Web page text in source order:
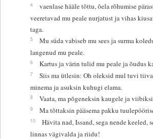
4
vaenlase hääle tõttu, õela rõhumise
veeretavad mu peale nurjatust ja vihas
taga.
5
Mu süda vabiseb mu sees ja surma
langenud mu peale.
6 Kartus ja värin tulid mu peale ja õudus
7
Siis ma ütlesin: Oh oleksid mul tuvi
minema ja asuksin kuhugi elama.
8 Vaata, ma põgeneksin kaugele ja
9 Ma tõttaksin pääsema pakku
10
Hävita nad, Issand, sega nende keeled,
linnas vägivalda ja riidu!